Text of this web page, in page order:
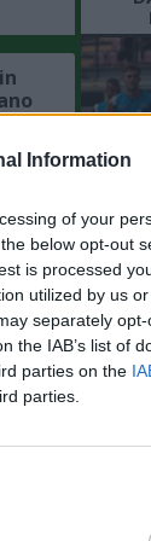
Information
of your
below opt-out
is processed
utilized by us
separately
the IAB’s list of
parties on the
parties.
è
del